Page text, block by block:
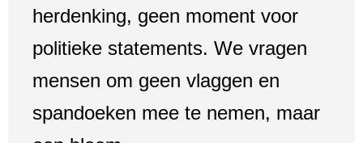
herdenking, geen moment voor
politieke statements. We vragen
mensen om geen vlaggen en
spandoeken mee te nemen, maar